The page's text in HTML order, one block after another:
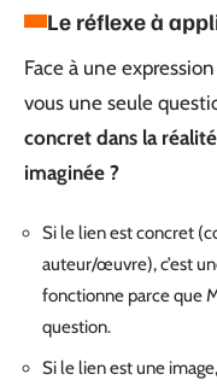
Le réflexe à
Face à une
vous une seule
concret dans la
imaginée ?
Si le lien est concret
auteur/œuvre), c’est
fonctionne parce que
question.
Si le lien est une